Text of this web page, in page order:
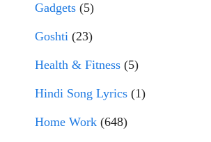
Gadgets (5)
Goshti (23)
Health & Fitness (5)
Hindi Song Lyrics (1)
Home Work (648)